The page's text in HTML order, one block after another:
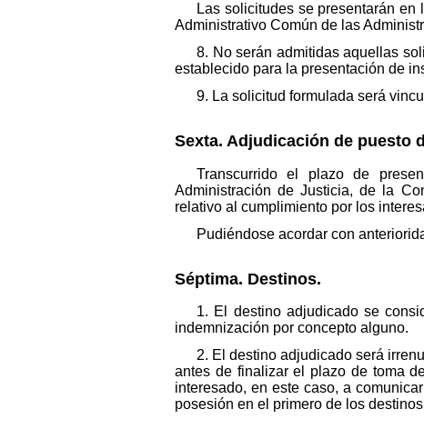
Las solicitudes se presentarán
Administrativo Común de las
8. No serán admitidas aquellas
establecido para la presentación de
9. La solicitud formulada será
Sexta. Adjudicación de puesto
Transcurrido el plazo de
Administración de Justicia, de la
relativo al cumplimiento por los
Pudiéndose acordar con
Séptima. Destinos.
1. El destino adjudicado se
indemnización por concepto alguno.
2. El destino adjudicado será
antes de finalizar el plazo de toma
interesado, en este caso, a
posesión en el primero de los